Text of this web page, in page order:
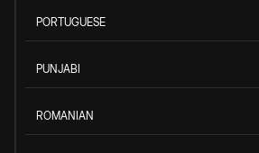
PORTUGUESE
PUNJABI
ROMANIAN